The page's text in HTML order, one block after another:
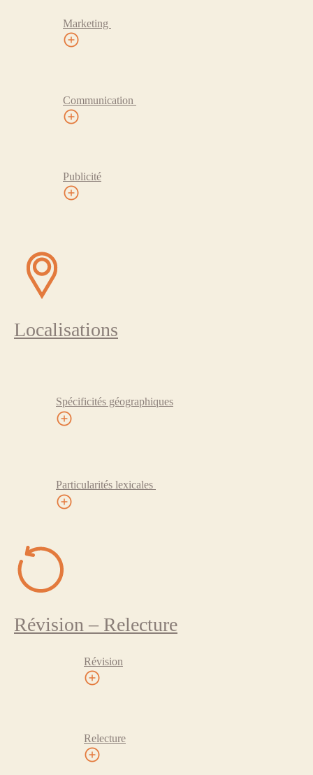
Marketing
Communication
Publicité
Localisations
Spécificités géographiques
Particularités lexicales
Révision – Relecture
Révision
Relecture